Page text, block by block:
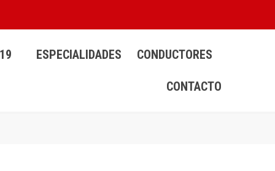
ESPECIALIDADES CONDUCTORES
CONTACTO